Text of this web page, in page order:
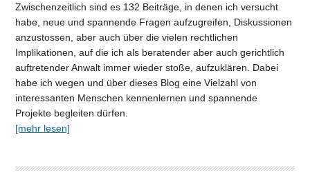
Zwischenzeitlich sind es 132 Beiträge, in denen ich versucht
habe, neue und spannende Fragen aufzugreifen, Diskussionen
anzustossen, aber auch über die vielen rechtlichen
Implikationen, auf die ich als beratender aber auch gerichtlich
auftretender Anwalt immer wieder stoße, aufzuklären. Dabei
habe ich wegen und über dieses Blog eine Vielzahl von
interessanten Menschen kennenlernen und spannende
Projekte begleiten dürfen.
[mehr lesen]